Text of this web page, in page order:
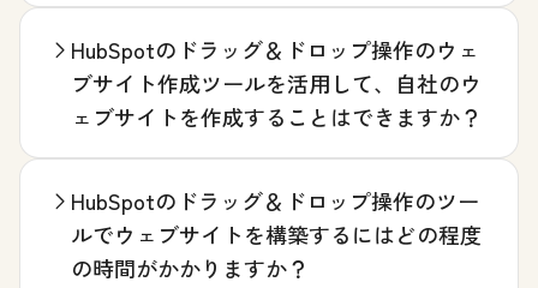
HubSpotのドラッグ＆ドロップ操作のウェ
ブサイト作成ツールを活用して、自社のウ
ェブサイトを作成することはできますか？
HubSpotのドラッグ＆ドロップ操作のツー
ルでウェブサイトを構築するにはどの程度
の時間がかかりますか？